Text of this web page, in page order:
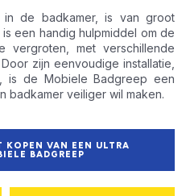
in de badkamer, is van groot
een handig hulpmiddel om de
vergroten, met verschillende
zijn eenvoudige installatie,
is de Mobiele Badgreep een
badkamer veiliger wil maken.
KOPEN VAN EEN ULTRA
BADGREEP